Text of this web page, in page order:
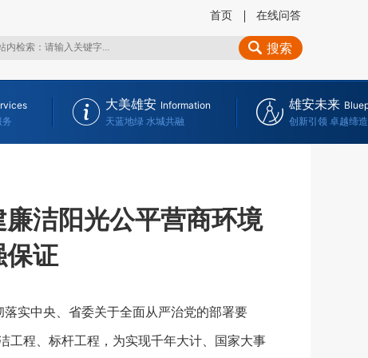
首页 在线问答
搜索
大美雄安 Information
天蓝地绿 水城共融
雄安未来
创新引领 卓越缔造
洁阳光公平营商环境
保证
实中央、省委关于全面从严治党的部署要
工程、标杆工程，为实现千年大计、国家大事